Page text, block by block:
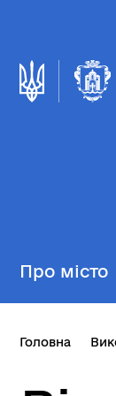
Про місто
Головна